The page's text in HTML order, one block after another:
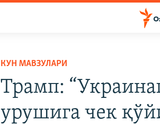
КУН МАВЗУЛАРИ
Трамп:
урушига чек